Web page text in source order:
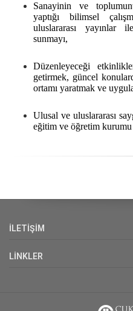
Sanayinin ve
yaptığı bilimsel
uluslararası yayınlar
sunmayı,
Düzenleyeceği
getirmek, güncel
ortamı yaratmak ve
Ulusal ve uluslararası
eğitim ve öğretim
İLETİŞİM
LİNKLER